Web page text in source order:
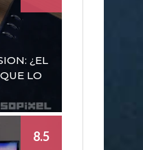
¿EL
LO
8.5